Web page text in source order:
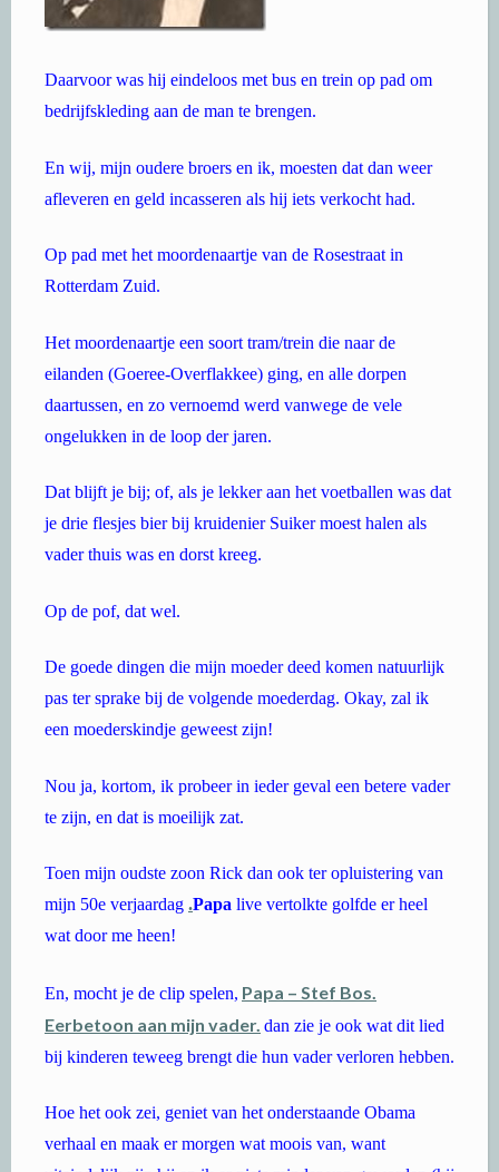
Daarvoor was hij eindeloos met bus en trein op pad om
bedrijfskleding aan de man te brengen.
En wij, mijn oudere broers en ik, moesten dat dan weer
afleveren en geld incasseren als hij iets verkocht had.
Op pad met het moordenaartje van de Rosestraat in
Rotterdam Zuid.
Het moordenaartje een soort tram/trein die naar de
eilanden (Goeree-Overflakkee) ging, en alle dorpen
daartussen, en zo vernoemd werd vanwege de vele
ongelukken in de loop der jaren.
Dat blijft je bij; of, als je lekker aan het voetballen was dat
je drie flesjes bier bij kruidenier Suiker moest halen als
vader thuis was en dorst kreeg.
Op de pof, dat wel.
De goede dingen die mijn moeder deed komen natuurlijk
pas ter sprake bij de volgende moederdag. Okay, zal ik
een moederskindje geweest zijn!
Nou ja, kortom, ik probeer in ieder geval een betere vader
te zijn, en dat is moeilijk zat.
Toen mijn oudste zoon Rick dan ook ter opluistering van
mijn 50e verjaardag .Papa live vertolkte golfde er heel
wat door me heen!
En, mocht je de clip spelen, Papa – Stef Bos.
Eerbetoon aan mijn vader. dan zie je ook wat dit lied
bij kinderen teweeg brengt die hun vader verloren hebben.
Hoe het ook zei, geniet van het onderstaande Obama
verhaal en maak er morgen wat moois van, want